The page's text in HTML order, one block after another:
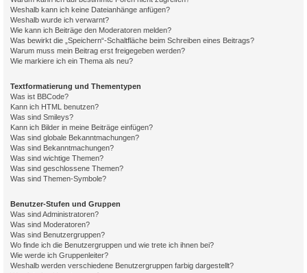
Weshalb kann ich keine Dateianhänge anfügen?
Weshalb wurde ich verwarnt?
Wie kann ich Beiträge den Moderatoren melden?
Was bewirkt die „Speichern“-Schaltfläche beim Schreiben eines Beitrags?
Warum muss mein Beitrag erst freigegeben werden?
Wie markiere ich ein Thema als neu?
Textformatierung und Thementypen
Was ist BBCode?
Kann ich HTML benutzen?
Was sind Smileys?
Kann ich Bilder in meine Beiträge einfügen?
Was sind globale Bekanntmachungen?
Was sind Bekanntmachungen?
Was sind wichtige Themen?
Was sind geschlossene Themen?
Was sind Themen-Symbole?
Benutzer-Stufen und Gruppen
Was sind Administratoren?
Was sind Moderatoren?
Was sind Benutzergruppen?
Wo finde ich die Benutzergruppen und wie trete ich ihnen bei?
Wie werde ich Gruppenleiter?
Weshalb werden verschiedene Benutzergruppen farbig dargestellt?